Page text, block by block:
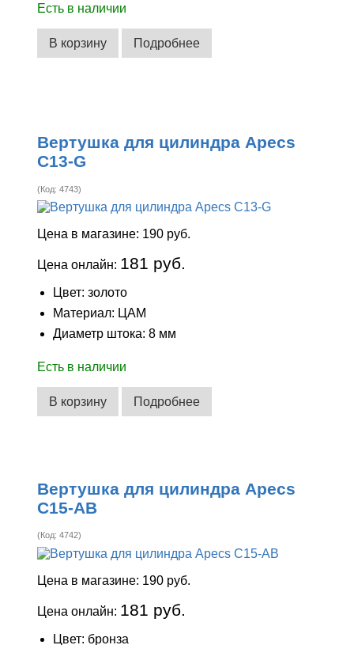
Есть в наличии
В корзину Подробнее
Вертушка для цилиндра Apecs
C13-G
(Код:4743)
Цена в магазине: 190 руб.
Цена онлайн: 181 руб.
Цвет: золото
Материал: ЦАМ
Диаметр штока: 8 мм
Есть в наличии
В корзину Подробнее
Вертушка для цилиндра Apecs
C15-AB
(Код:4742)
Цена в магазине: 190 руб.
Цена онлайн: 181 руб.
Цвет: бронза